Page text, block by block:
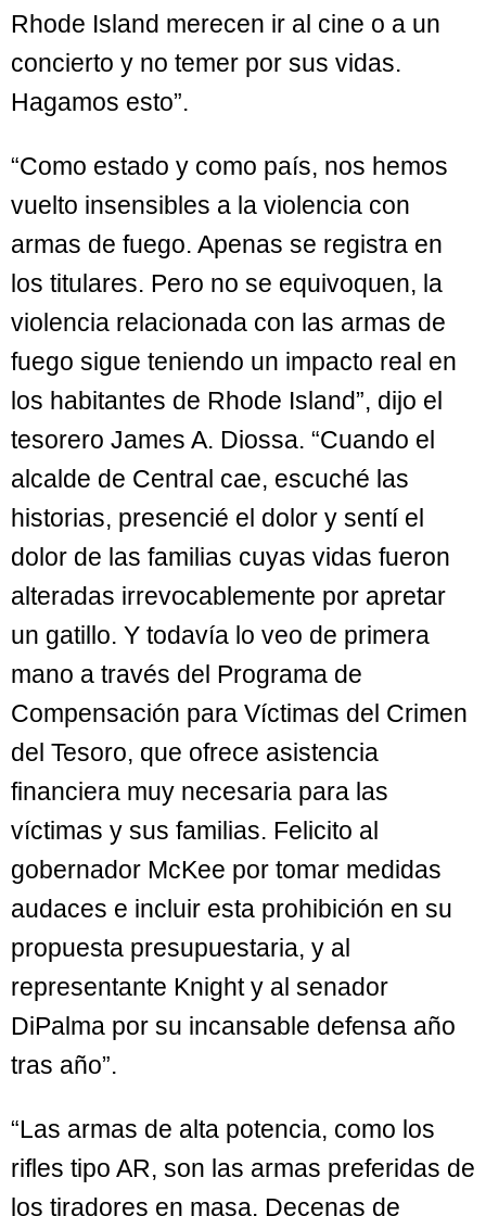
Rhode Island merecen ir al cine o a un
concierto y no temer por sus vidas.
Hagamos esto”.
“Como estado y como país, nos hemos
vuelto insensibles a la violencia con
armas de fuego. Apenas se registra en
los titulares. Pero no se equivoquen, la
violencia relacionada con las armas de
fuego sigue teniendo un impacto real en
los habitantes de Rhode Island”, dijo el
tesorero James A. Diossa. “Cuando el
alcalde de Central cae, escuché las
historias, presencié el dolor y sentí el
dolor de las familias cuyas vidas fueron
alteradas irrevocablemente por apretar
un gatillo. Y todavía lo veo de primera
mano a través del Programa de
Compensación para Víctimas del Crimen
del Tesoro, que ofrece asistencia
financiera muy necesaria para las
víctimas y sus familias. Felicito al
gobernador McKee por tomar medidas
audaces e incluir esta prohibición en su
propuesta presupuestaria, y al
representante Knight y al senador
DiPalma por su incansable defensa año
tras año”.
“Las armas de alta potencia, como los
rifles tipo AR, son las armas preferidas de
los tiradores en masa. Decenas de